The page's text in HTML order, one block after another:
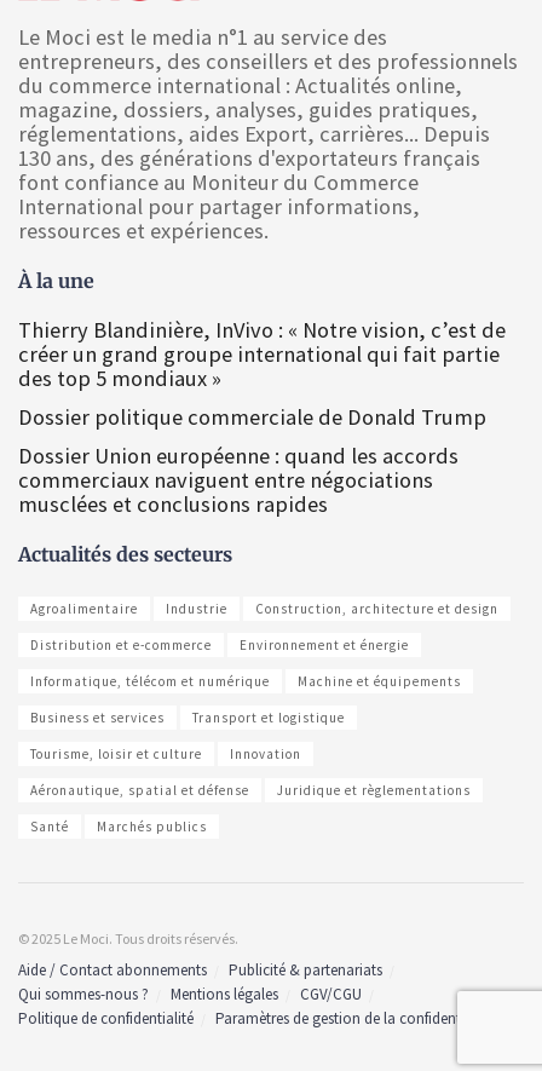
Le Moci est le media n°1 au service des
entrepreneurs, des conseillers et des professionnels
du commerce international : Actualités online,
magazine, dossiers, analyses, guides pratiques,
réglementations, aides Export, carrières... Depuis
130 ans, des générations d'exportateurs français
font confiance au Moniteur du Commerce
International pour partager informations,
ressources et expériences.
À la une
Thierry Blandinière, InVivo : « Notre vision, c’est de
créer un grand groupe international qui fait partie
des top 5 mondiaux »
Dossier politique commerciale de Donald Trump
Dossier Union européenne : quand les accords
commerciaux naviguent entre négociations
musclées et conclusions rapides
Actualités des secteurs
Agroalimentaire Industrie Construction, architecture et design
Distribution et e-commerce Environnement et énergie
Informatique, télécom et numérique Machine et équipements
Business et services Transport et logistique
Tourisme, loisir et culture Innovation
Aéronautique, spatial et défense Juridique et règlementations
Santé Marchés publics
© 2025 Le Moci. Tous droits réservés.
Aide / Contact abonnements
Publicité & partenariats
Qui sommes-nous ?
Mentions légales
CGV/CGU
Politique de confidentialité
Paramètres de gestion de la confidentialité